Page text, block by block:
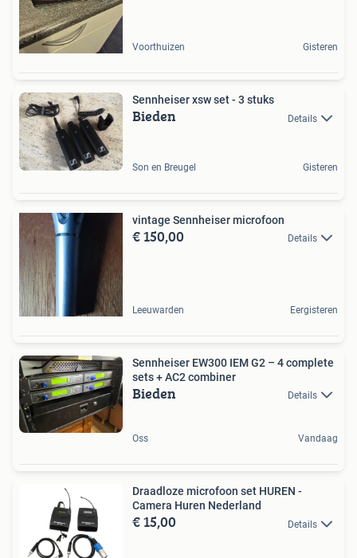
Voorthuizen Gisteren
Sennheiser xsw set - 3 stuks
Bieden Details
Son en Breugel Gisteren
vintage Sennheiser microfoon
€ 150,00 Details
Leeuwarden Eergisteren
Sennheiser EW300 IEM G2 – 4 complete
sets + AC2 combiner
Bieden Details
Oss Vandaag
Draadloze microfoon set HUREN -
Camera Huren Nederland
€ 15,00 Details